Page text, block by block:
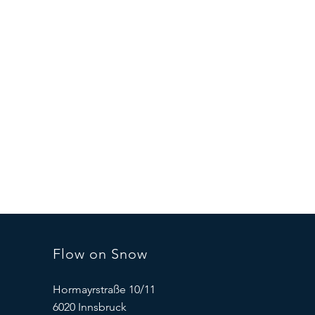
Flow on Snow
Hormayrstraße 10/11
6020 Innsbruck